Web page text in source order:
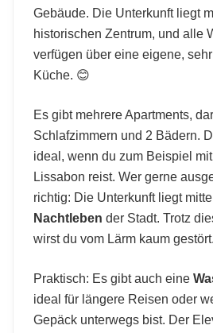
Gebäude. Die Unterkunft liegt
historischen Zentrum, und alle
verfügen über eine eigene,
Küche. 😊
Es gibt mehrere Apartments,
Schlafzimmern und 2 Bädern.
ideal, wenn du zum Beispiel
Lissabon reist. Wer gerne
richtig: Die Unterkunft liegt
Nachtleben der Stadt. Trotz
wirst du vom Lärm kaum gestört.
Praktisch: Es gibt auch eine
ideal für längere Reisen oder
Gepäck unterwegs bist. Der